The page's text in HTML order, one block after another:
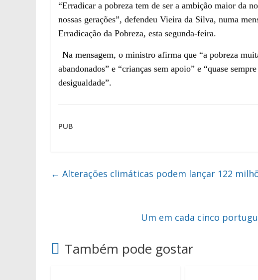
“Erradicar a pobreza tem de ser a ambição maior da
nossas gerações”, defendeu Vieira da Silva, numa
Erradicação da Pobreza, esta segunda-feira.
Na mensagem, o ministro afirma que “a pobreza
abandonados” e “crianças sem apoio” e “quase
desigualdade”.
PUB
← Alterações climáticas podem lançar 122
Um em cada cinco
Também pode gostar